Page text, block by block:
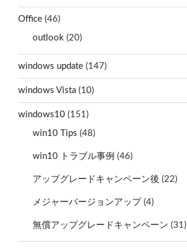
Office (46)
outlook (20)
windows update (147)
windows Vista (10)
windows10 (151)
win10 Tips (48)
win10 トラブル事例 (46)
アップグレードキャンペーン後 (22)
メジャーバージョンアップ (4)
無償アップグレードキャンペーン (31)